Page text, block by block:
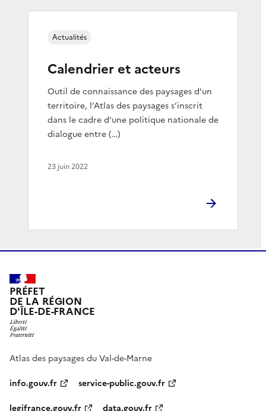
Calendrier et acteurs
Outil de connaissance des paysages d’un
territoire, l’Atlas des paysages s’inscrit
dans le cadre d’une politique nationale de
dialogue entre (…)
Actualités
23 juin 2022
PRÉFET
DE LA RÉGION
D'ÎLE-DE-FRANCE
Atlas des paysages du Val-de-Marne
info.gouv.fr
service-public.gouv.fr